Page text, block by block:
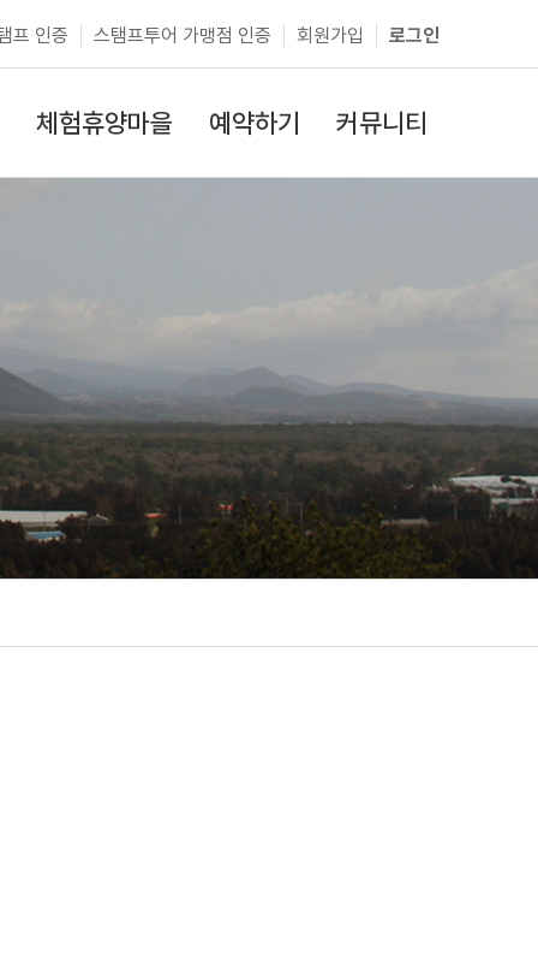
프 인증 스탬프투어 가맹점 인증 회원가입 로그인
체험휴양마을 예약하기 커뮤니티